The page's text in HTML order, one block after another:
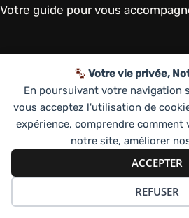
Votre vie privée,
En poursuivant votre navigation
vous acceptez l'utilisation de
expérience, comprendre comment
notre site, améliorer
ACCEPTER
REFUSER
Votre guide pour vous
Les accessoires pour mon chien
Adopter un chien ou un chiot
Eduquer mon chien
Prendre soin de mon chien